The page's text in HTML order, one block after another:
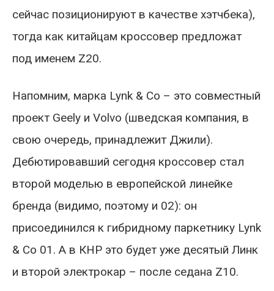
сейчас позиционируют в качестве хэтчбека),
тогда как китайцам кроссовер предложат
под именем Z20.
Напомним, марка Lynk & Co – это совместный
проект Geely и Volvo (шведская компания, в
свою очередь, принадлежит Джили).
Дебютировавший сегодня кроссовер стал
второй моделью в европейской линейке
бренда (видимо, поэтому и 02): он
присоединился к гибридному паркетнику Lynk
& Co 01. А в КНР это будет уже десятый Линк
и второй электрокар – после седана Z10.